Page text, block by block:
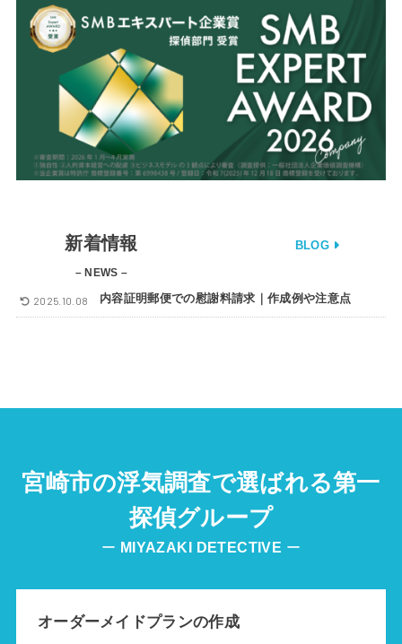
新着情報
– NEWS –
BLOG
内容証明郵便での慰謝料請求｜作成例や注意点
2025.10.08
宮崎市の浮気調査で選ばれる第一
探偵グループ
ー MIYAZAKI DETECTIVE ー
オーダーメイドプランの作成